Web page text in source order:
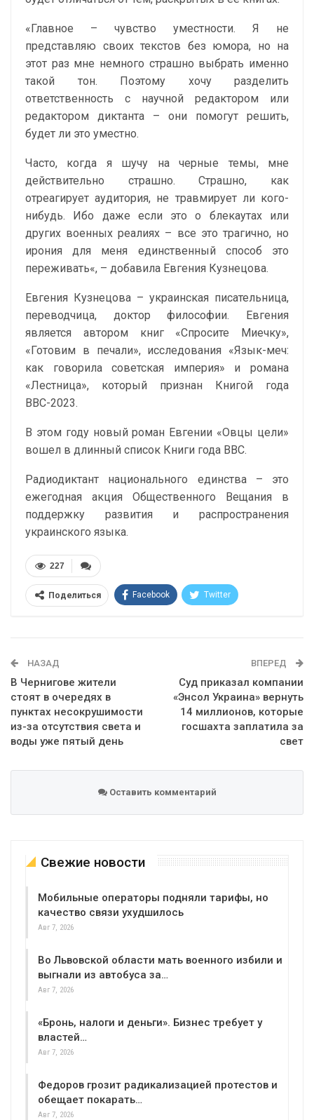
«Главное – чувство уместности. Я не
представляю своих текстов без юмора, но на
этот раз мне немного страшно выбрать именно
такой тон. Поэтому хочу разделить
ответственность с научной редактором или
редактором диктанта – они помогут решить,
будет ли это уместно.
Часто, когда я шучу на черные темы, мне
действительно страшно. Страшно, как
отреагирует аудитория, не травмирует ли кого-
нибудь. Ибо даже если это о блекаутах или
других военных реалиях – все это трагично, но
ирония для меня единственный способ это
переживать«, – добавила Евгения Кузнецова.
Евгения Кузнецова – украинская писательница,
переводчица, доктор философии. Евгения
является автором книг «Спросите Миечку»,
«Готовим в печали», исследования «Язык-меч:
как говорила советская империя» и романа
«Лестница», который признан Книгой года
ВВС-2023.
В этом году новый роман Евгении «Овцы цели»
вошел в длинный список Книги года ВВС.
Радиодиктант национального единства – это
ежегодная акция Общественного Вещания в
поддержку развития и распространения
украинского языка.
227
Поделиться Facebook Twitter
НАЗАД
В Чернигове жители
стоят в очередях в
пунктах несокрушимости
из-за отсутствия света и
воды уже пятый день
ВПЕРЕД
Суд приказал компании
«Энсол Украина» вернуть
14 миллионов, которые
госшахта заплатила за
свет
Оставить комментарий
Свежие новости
Мобильные операторы подняли тарифы, но
качество связи ухудшилось
Авг 7, 2026
Во Львовской области мать военного избили и
выгнали из автобуса за…
Авг 7, 2026
«Бронь, налоги и деньги». Бизнес требует у
властей…
Авг 7, 2026
Федоров грозит радикализацией протестов и
обещает покарать…
Авг 7, 2026